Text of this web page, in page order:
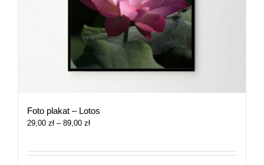
Foto plakat – Lotos
29,00 zł – 89,00 złZakres
29,00 zł